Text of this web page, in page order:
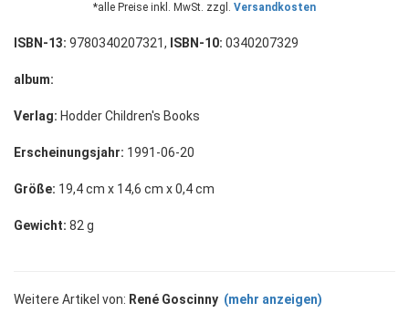
*alle Preise inkl. MwSt. zzgl. Versandkosten
ISBN-13: 9780340207321, ISBN-10: 0340207329
album:
Verlag: Hodder Children's Books
Erscheinungsjahr: 1991-06-20
Größe: 19,4 cm x 14,6 cm x 0,4 cm
Gewicht: 82 g
Weitere Artikel von: René Goscinny (mehr anzeigen)